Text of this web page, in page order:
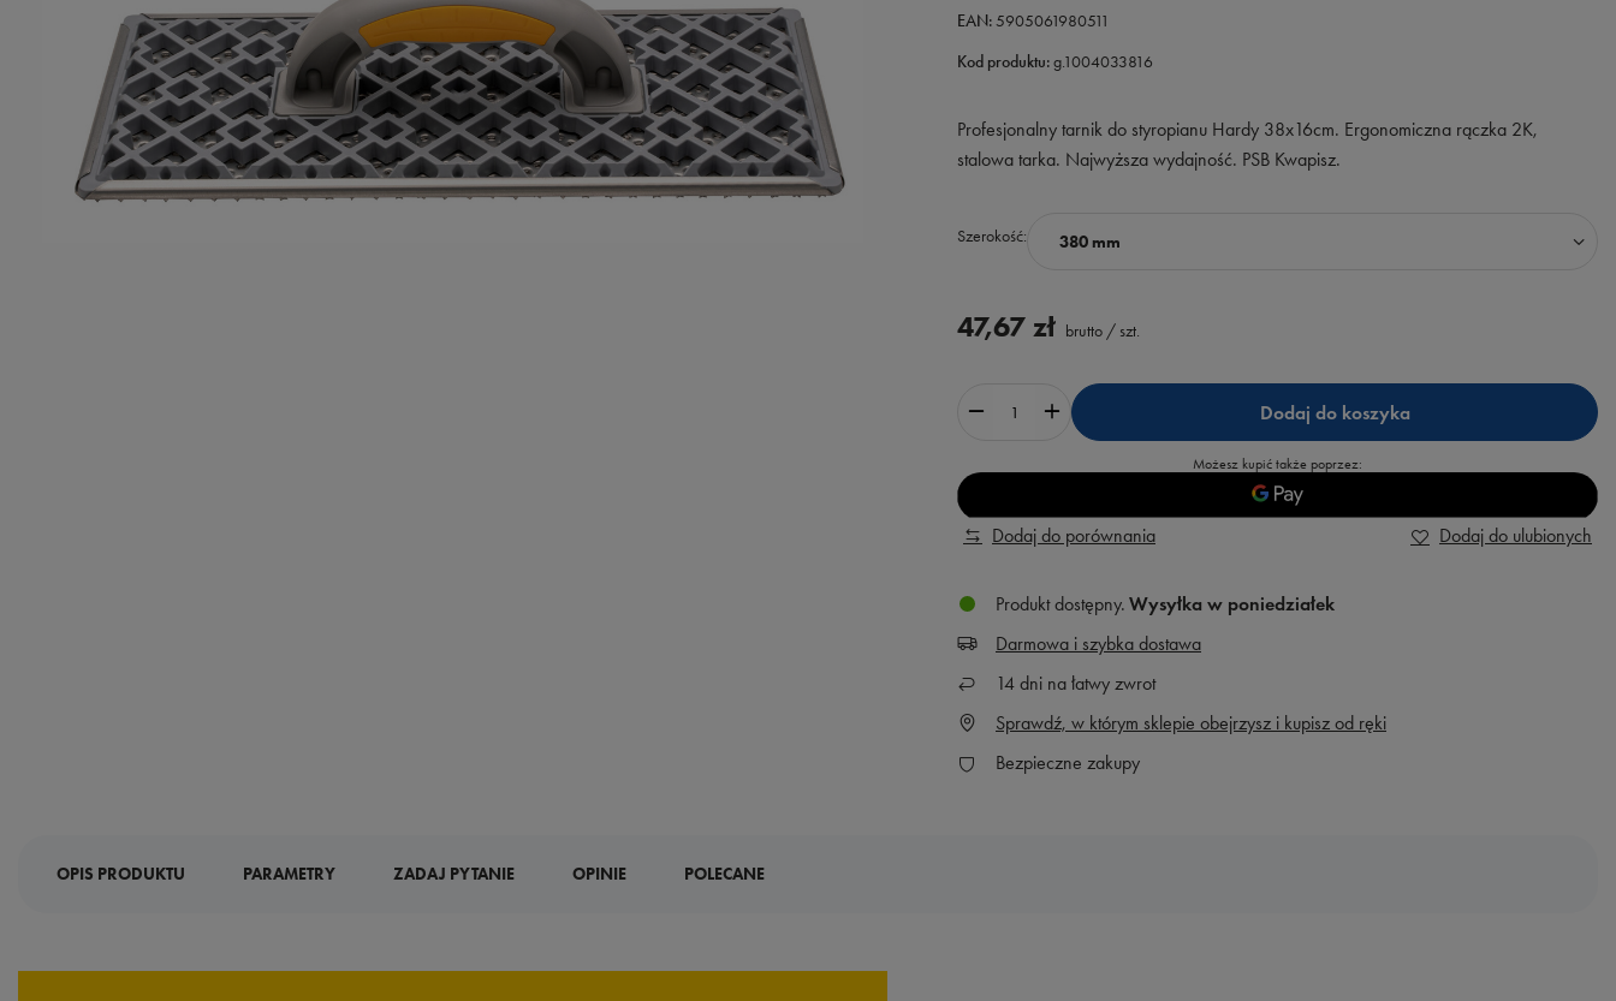
EAN:5905061980511
Kod produktu:g.1004033816
Profesjonalny tarnik do styropianu Hardy 38x16cm. Ergonomiczna rączka 2K,
stalowa tarka. Najwyższa wydajność. PSB Kwapisz.
Szerokość 380 mm
47,67 zł brutto / szt.
Dodaj do koszyka
Możesz kupić także poprzez:
Dodaj do porównania Dodaj do ulubionych
Produkt dostępny Wysyłka w poniedziałek
Darmowa i szybka dostawa
14 dni na łatwy zwrot
Sprawdź, w którym sklepie obejrzysz i kupisz od ręki
Bezpieczne zakupy
OPIS PRODUKTU PARAMETRY ZADAJ PYTANIE OPINIE POLECANE